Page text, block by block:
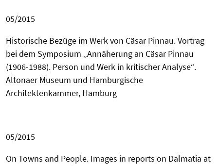
05/2015
Historische Bezüge im Werk von Cäsar Pinnau. Vortrag
bei dem Symposium „Annäherung an Cäsar Pinnau
(1906-1988). Person und Werk in kritischer Analyse“.
Altonaer Museum und Hamburgische
Architektenkammer, Hamburg
05/2015
On Towns and People. Images in reports on Dalmatia at